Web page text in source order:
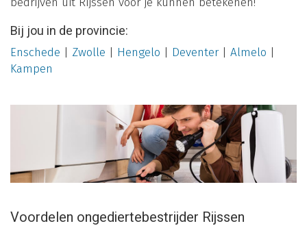
Bij jou in de provincie:
Enschede Zwolle Hengelo Deventer| Almelo
Kampen
Voordelen ongediertebestrijder Rijssen